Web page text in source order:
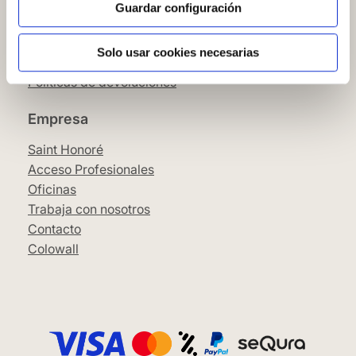
Guardar configuración
Solo usar cookies necesarias
Pago
Envíos y entrega
Políticas de devoluciones
Empresa
Saint Honoré
Acceso Profesionales
Oficinas
Trabaja con nosotros
Contacto
Colowall